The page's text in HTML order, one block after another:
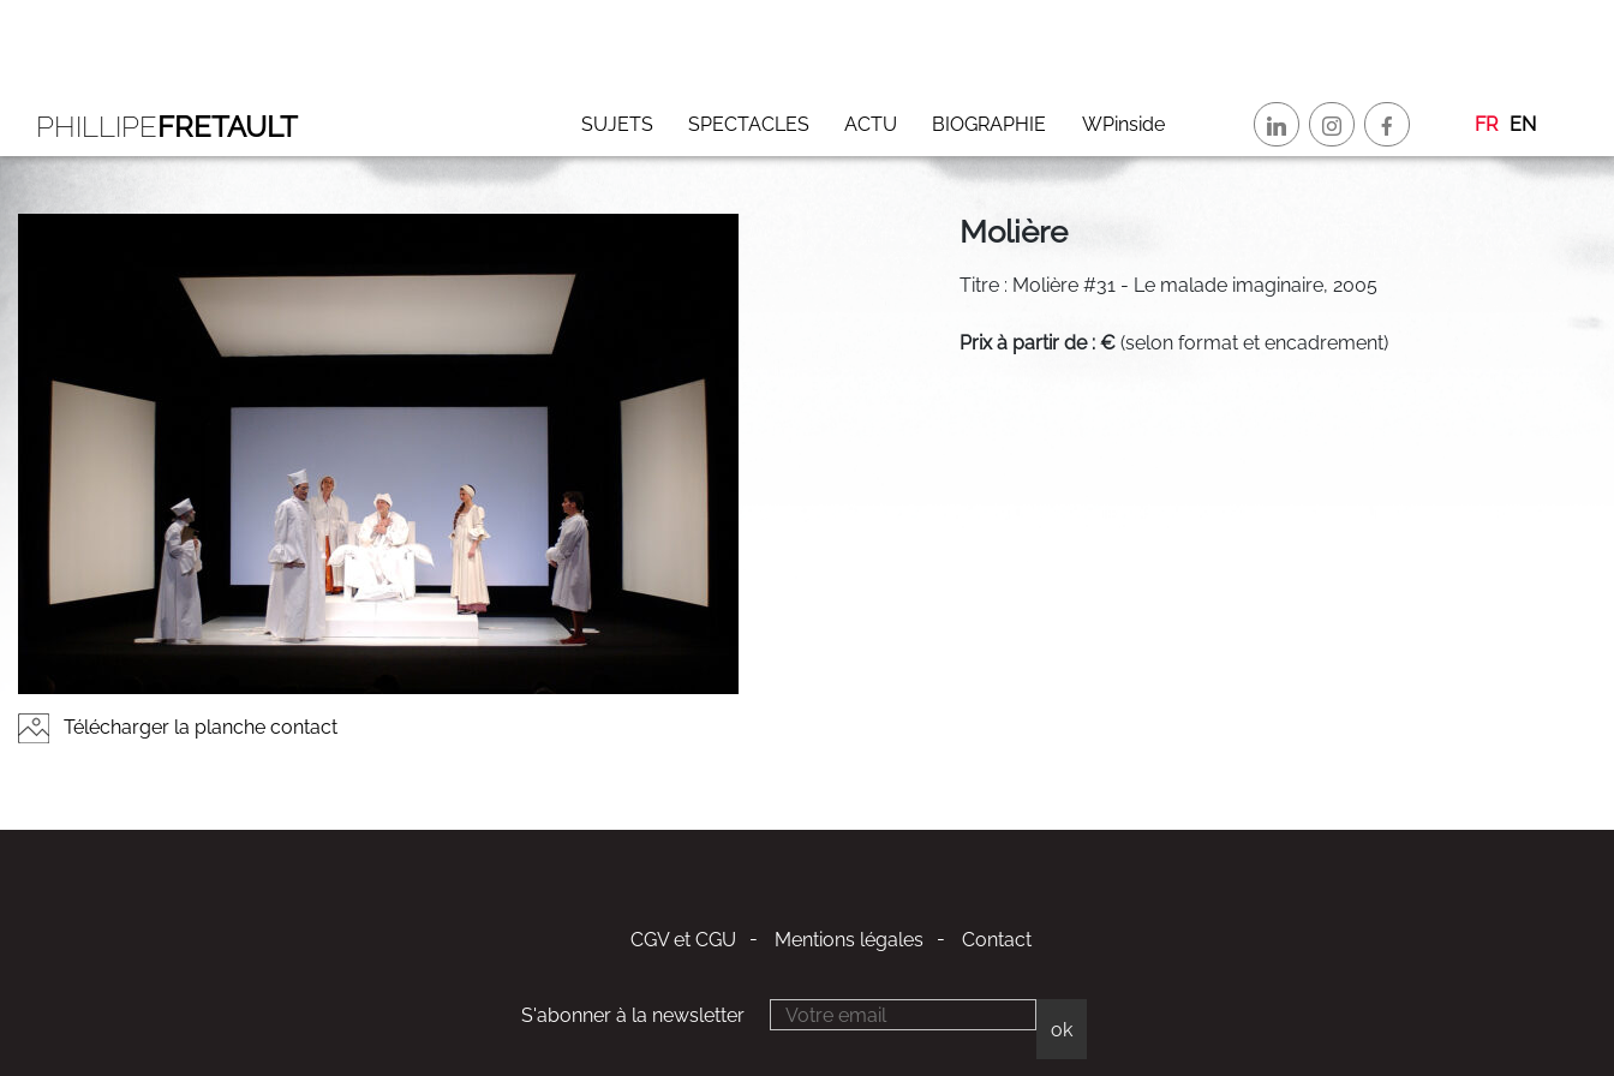
PHILLIPEFRETAULT SUJETS SPECTACLES ACTU BIOGRAPHIE WPinside FR EN
Télécharger la planche contact
Molière
Titre : Molière #31 - Le malade imaginaire, 2005
Prix à partir de : € (selon format et encadrement)
CGV et CGU Mentions légales Contact
S'abonner à la newsletter